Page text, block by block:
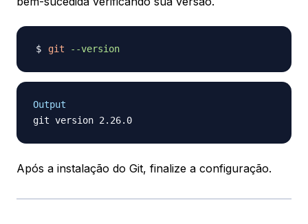
git --version
Output
Após a instalação do Git, finalize a configuração.